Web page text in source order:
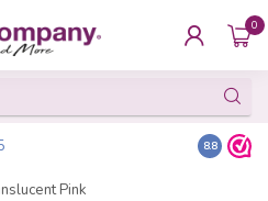
0
Besteld
8.8
Pink